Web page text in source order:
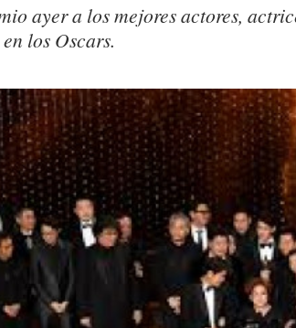
ayer a los mejores actores,
los Oscars.